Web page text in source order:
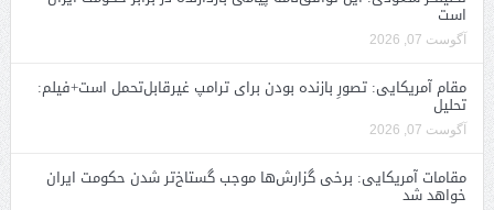
است
آگوست 07, 2026
مقام آمریکایی: تصورِ بازنده بودن برای ترامپ غیرقابل‌تحمل است+فیلم:
تحلیل
آگوست 07, 2026
مقامات آمریکایی: برخی گزارش‌ها موجب گستاخ‌تر شدن حکومت ایران
خواهد شد